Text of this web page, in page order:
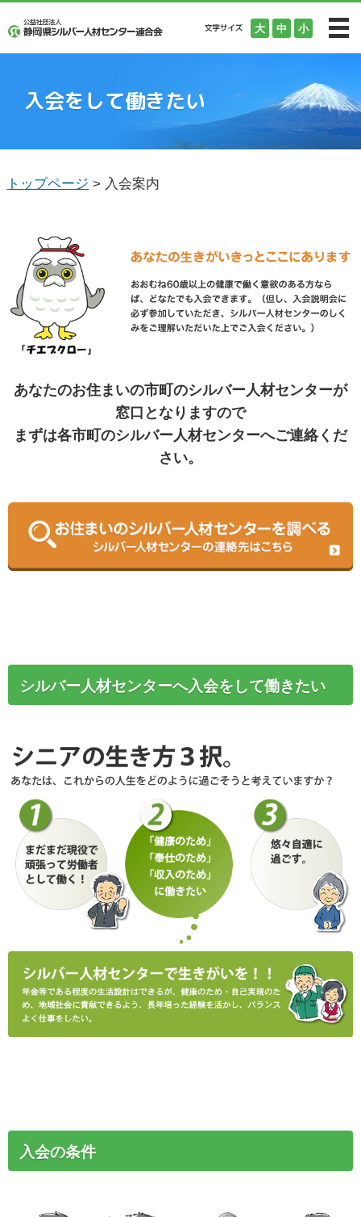
大 中 小
静岡県シルバー人材センター連合会とは
静岡県シルバー人材センター連合会とは
センターの仕組み
家事・子育て支援
安全・適正就業への取り組み
情報公開
入会案内
仕事を依頼したい
お住まいのセンターを調べる
よくある質問
シルバー派遣事業
書類ダウンロード・よくある質問
派遣先ご担当者の皆様へ
高齢者活躍人材確保育成事業
技能講習・就業体験・セミナー等の案内
個人情報保護方針
入会をして働きたい
トップページ > 入会案内
あなたのお住まいの市町のシルバー人材センターが
窓口となりますので
まずは各市町のシルバー人材センターへご連絡くだ
さい。
シルバー人材センターへ入会をして働きたい
入会の条件